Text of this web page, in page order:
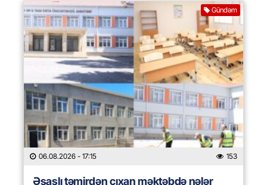
Gündəm
06.08.2026 - 17:15 153
Əsaslı təmirdən çıxan məktəbdə nələr